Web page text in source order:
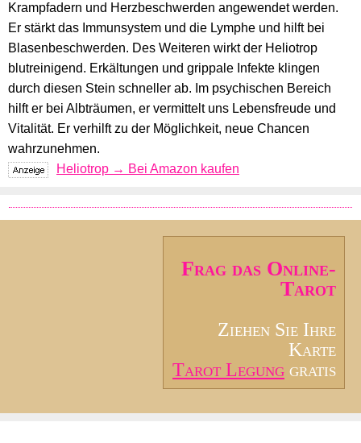
Krampfadern und Herzbeschwerden angewendet werden.
Er stärkt das Immunsystem und die Lymphe und hilft bei
Blasenbeschwerden. Des Weiteren wirkt der Heliotrop
blutreinigend. Erkältungen und grippale Infekte klingen
durch diesen Stein schneller ab. Im psychischen Bereich
hilft er bei Albträumen, er vermittelt uns Lebensfreude und
Vitalität. Er verhilft zu der Möglichkeit, neue Chancen
wahrzunehmen.
Heliotrop → Bei Amazon kaufen
Frag das Online-
Tarot
Ziehen Sie Ihre
Karte
Tarot Legung gratis